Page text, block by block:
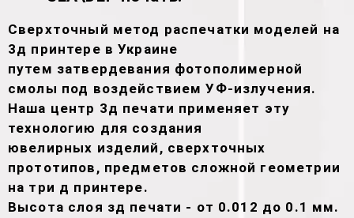
Сверхточный метод распечатки моделей на
3д принтере в Украине
путем затвердевания фотополимерной
смолы под воздействием УФ-излучения.
Наша центр 3д печати применяет эту
технологию для создания
ювелирных изделий, сверхточных
прототипов, предметов сложной геометрии
на три д принтере.
Высота слоя зд печати - от 0.012 до 0.1 мм.